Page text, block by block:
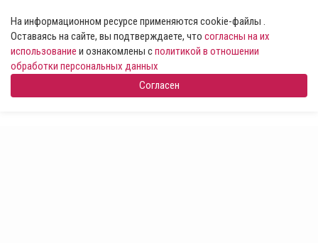
На информационном ресурсе применяются cookie-файлы .
Оставаясь на сайте, вы подтверждаете, что согласны на их
использование и ознакомлены сполитикой в отношении
обработки персональных данных
Согласен